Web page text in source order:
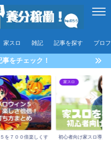
家スロ 雑記 記事を探す プロ
をチェック！
を７００倍楽しくす
家スロ
初心者向け家スロ導入